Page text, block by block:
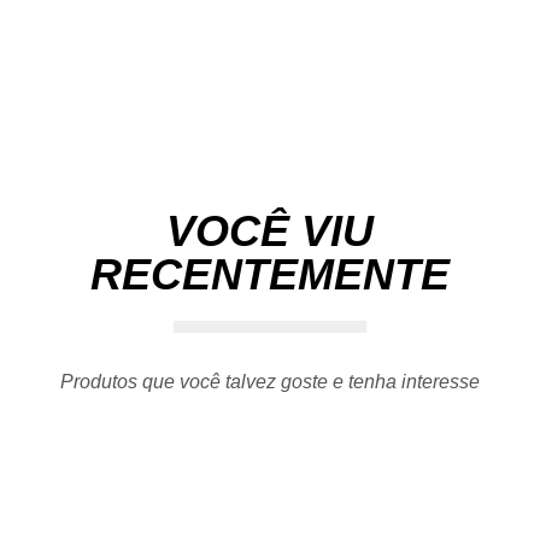
VOCÊ VIU
RECENTEMENTE
Produtos que você talvez goste e tenha interesse